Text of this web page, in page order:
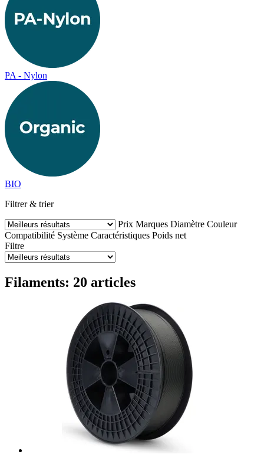
PA - Nylon
BIO
Filtrer & trier
Prix Marques Diamètre Couleur
Compatibilité Système Caractéristiques Poids net
Filtre
Filaments: 20 articles